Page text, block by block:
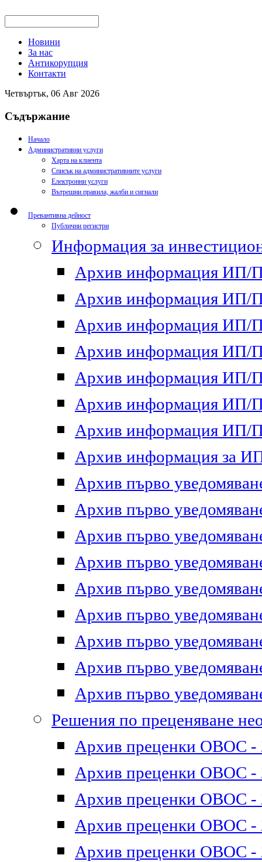
Новини
За нас
Антикорупция
Контакти
Четвъртък, 06 Авг 2026
Съдържание
Начало
Административни услуги
Харта на клиента
Списък на административните услуги
Електронни услуги
Вътрешни правила, жалби и сигнали
Превантивна дейност
Публични регистри
Информация за
Архив информация ИП/
Архив информация ИП/
Архив информация ИП/
Архив информация ИП/
Архив информация ИП/
Архив информация ИП/
Архив информация ИП/
Архив информация за
Архив първо
Архив първо
Архив първо
Архив първо
Архив първо
Архив първо
Архив първо
Архив първо
Архив първо
Решения по преценяване
Архив преценки ОВОС -
Архив преценки ОВОС -
Архив преценки ОВОС -
Архив преценки ОВОС -
Архив преценки ОВОС -